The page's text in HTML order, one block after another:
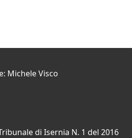
Michele Visco
di Isernia N. 1 del 2016